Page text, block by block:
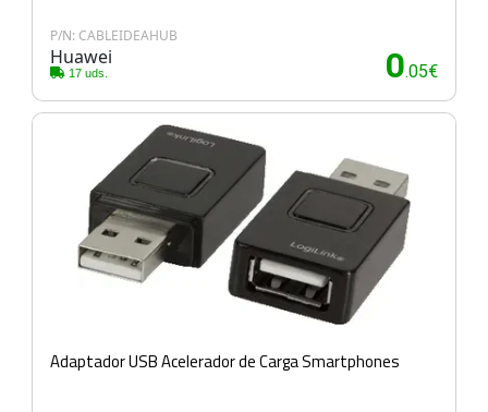
P/N: CABLEIDEAHUB
Huawei
17 uds. 0.05€
Adaptador USB Acelerador de Carga Smartphones